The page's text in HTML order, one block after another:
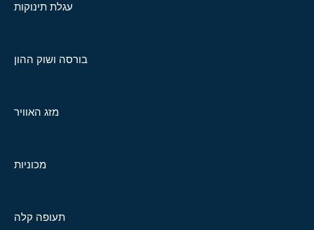
עגלת תינוקות
בורסה ושוק ההון
מזג האוויר
מכוניות
תעופה קלה